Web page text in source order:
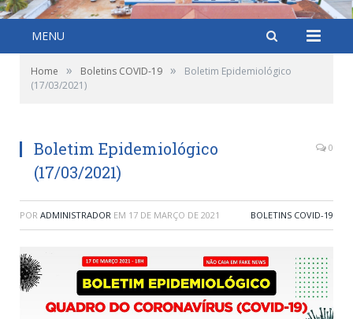
MENU
Home » Boletins COVID-19 »
Boletim Epidemiológico
(17/03/2021)
Boletim Epidemiológico
(17/03/2021)
0
POR ADMINISTRADOR EM 17 DE MARÇO DE 2021 BOLETINS COVID-19